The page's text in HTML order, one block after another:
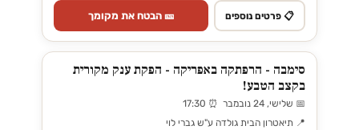
📋 פרטים נוספים 🎫 הבטח את מקומך
סימבה - הרפתקה באפריקה - הפקת ענק מקורית
בקצב הטבע!
📅 שלישי, 24 נובמבר ⏰ 17:30
📍 תיאטרון הבית גולדה ע"ש גברי לוי